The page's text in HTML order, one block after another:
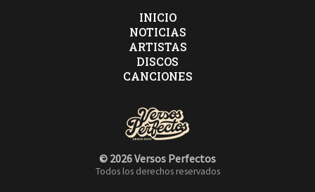
INICIO
NOTICIAS
ARTISTAS
DISCOS
CANCIONES
© 2026 Versos Perfectos
Todos los derechos reservados